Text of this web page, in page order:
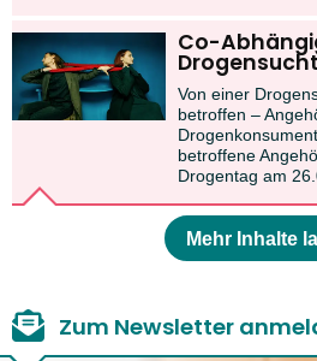
Co-
Von einer
betroffen –
betroffene
Drogentag am
Mehr Inhalte
Zum Newsletter